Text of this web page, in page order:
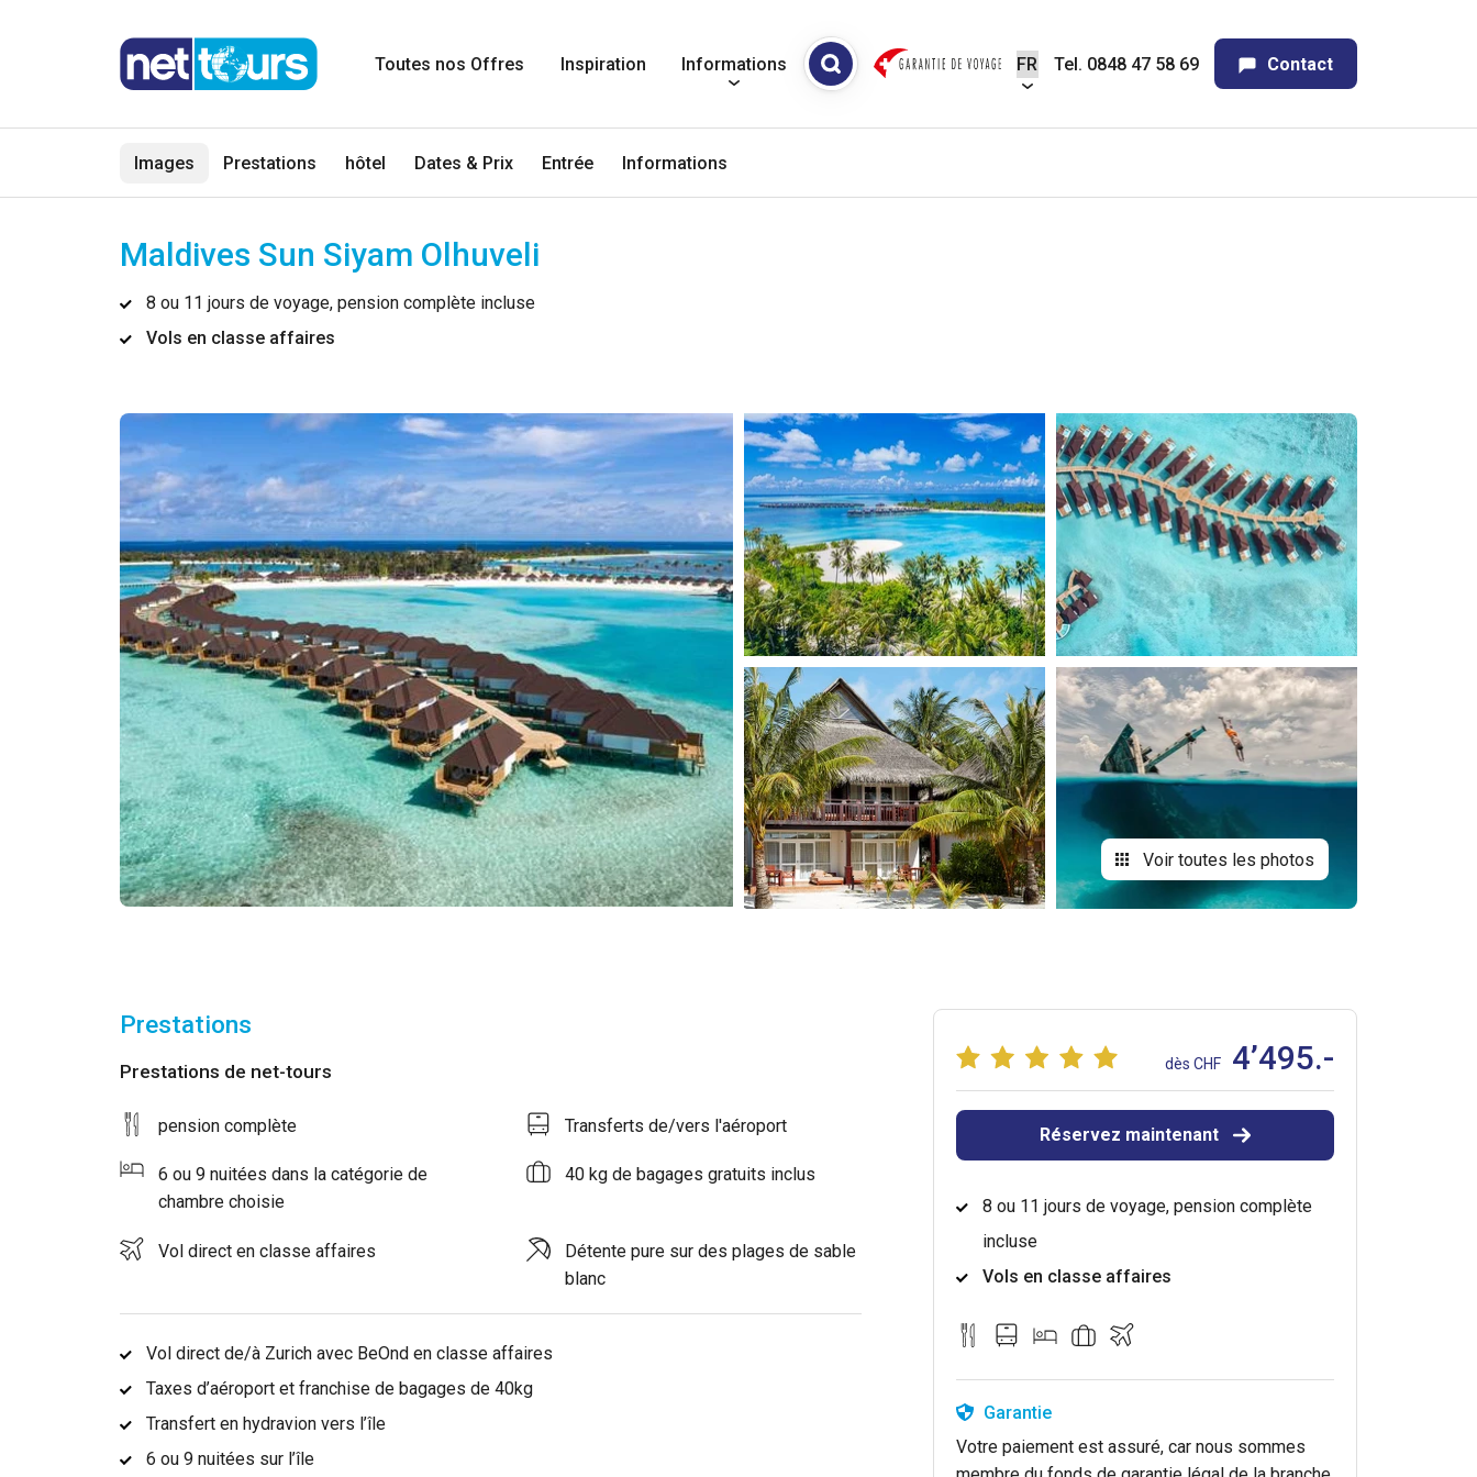
Toutes nos Offres Inspiration Informations Tel. 0848 47 58 69 Contact
Images Prestations hôtel Dates & Prix Entrée Informations
Maldives Sun Siyam Olhuveli
8 ou 11 jours de voyage, pension complète incluse
Vols en classe affaires
Voir toutes les photos
Prestations
Prestations de net-tours
pension complète Transferts de/vers l'aéroport
6 ou 9 nuitées dans la catégorie de
chambre choisie
40 kg de bagages gratuits inclus
Vol direct en classe affaires
Détente pure sur des plages de sable
blanc
Vol direct de/à Zurich avec BeOnd en classe affaires
Taxes d’aéroport et franchise de bagages de 40kg
Transfert en hydravion vers l’île
6 ou 9 nuitées sur l’île
dès CHF 4’495.-
Réservez maintenant
8 ou 11 jours de voyage, pension complète
incluse
Vols en classe affaires
Garantie
Votre paiement est assuré, car nous sommes